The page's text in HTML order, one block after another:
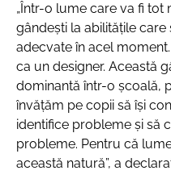
„Într-o lume care va fi tot
gândești la abilitățile
adecvate în acel
ca un designer. Această
dominantă într-o școală,
învățăm pe copii să își
identifice probleme și să
probleme. Pentru că
această natură”, a